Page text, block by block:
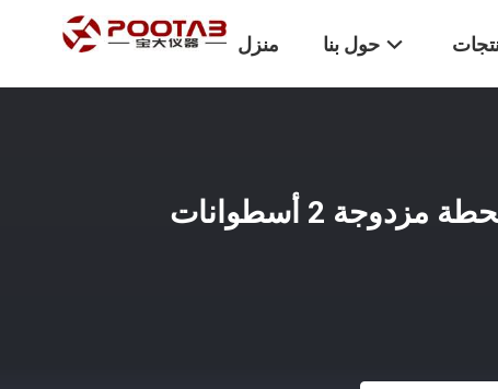
منزل حول بنا
آلة اختبار الالتصاق بمحطة مزدوجة 2 أسطوانات